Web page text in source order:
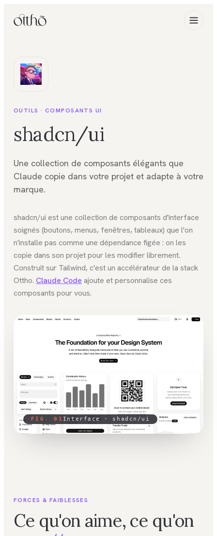
OUTILS · COMPOSANTS UI
shadcn/ui
Une collection de composants élégants que
Claude copie dans votre projet et adapte à votre
marque.
shadcn/ui est une collection de composants d'interface
soignés (boutons, menus, fenêtres, tableaux) que l'on
n'installe pas comme une dépendance figée : on les
copie dans son projet pour les modifier librement.
Construit sur Tailwind, c'est un accélérateur de la stack
Ottho. Claude Code ajoute et personnalise ces
composants pour vous.
FIG. 01 Interface · shadcn/ui
FORCES & FAIBLESSES
Ce qu'on aime, ce qu'on